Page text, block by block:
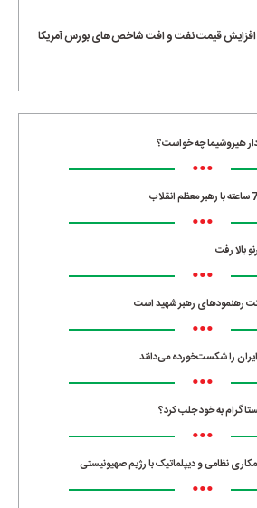
افزایش قیمت نفت و افت شاخص‌های بورس آمریکا
هیروشیما چه خواست؟
•••
•••
بالا رفت
•••
رهنمودهای رهبر شهید است
•••
•••
به خود جلب کرد؟
•••
نظامی و دیپلماتیک با رژیم صهیونیستی
•••